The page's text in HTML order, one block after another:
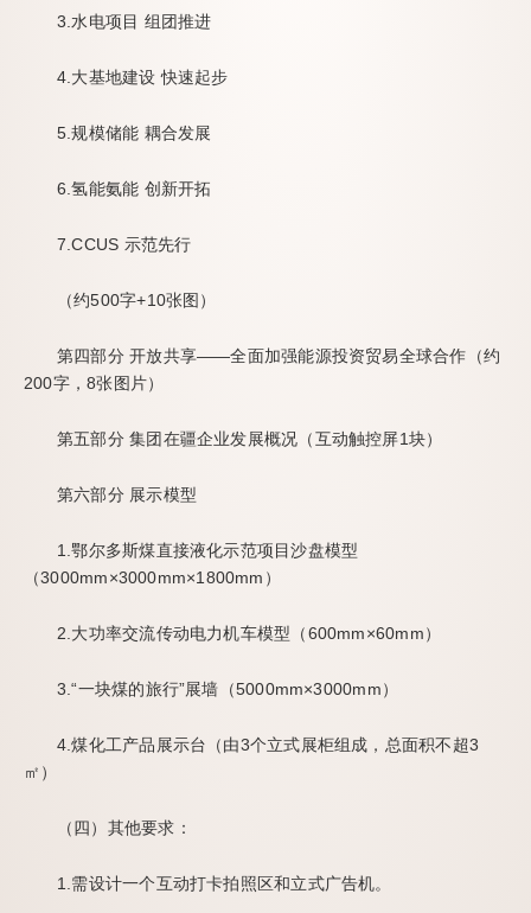
3.水电项目 组团推进
4.大基地建设 快速起步
5.规模储能 耦合发展
6.氢能氨能 创新开拓
7.CCUS 示范先行
（约500字+10张图）
第四部分 开放共享——全面加强能源投资贸易全球合作（约
200字，8张图片）
第五部分 集团在疆企业发展概况（互动触控屏1块）
第六部分 展示模型
1.鄂尔多斯煤直接液化示范项目沙盘模型
（3000mm×3000mm×1800mm）
2.大功率交流传动电力机车模型（600mm×60mm）
3.“一块煤的旅行”展墙（5000mm×3000mm）
4.煤化工产品展示台（由3个立式展柜组成，总面积不超3
㎡）
（四）其他要求：
1.需设计一个互动打卡拍照区和立式广告机。